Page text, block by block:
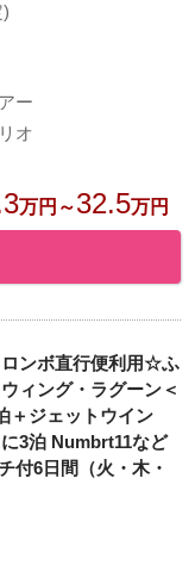
ー
オ
万円～32.5万円
ンボ直行便利用☆ふ
ィング・ラグーン＜
＋ジェットウイン
3泊 Numbrt11など
付6日間（火・木・